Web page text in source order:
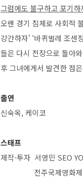
그럼에도 불구하고 포기
오랜 경기 침체로 사회적
강간하자’ ‘바퀴벌레 조
들은 다시 전장으로 돌아
후 그녀에게서 발견한 점
출연
신숙옥, 케이코
스태프
제작-투자 서영민 SEO
전주국제영화제